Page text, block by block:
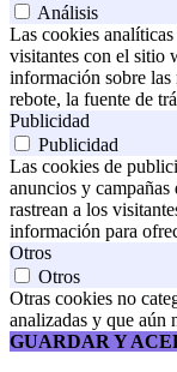
Análisis
Las cookies
visitantes con el sitio
información sobre las
rebote, la fuente de
Publicidad
Publicidad
Las cookies de
anuncios y
rastrean a los
información para
Otros
Otros
Otras cookies no
analizadas y que aún
GUARDAR Y